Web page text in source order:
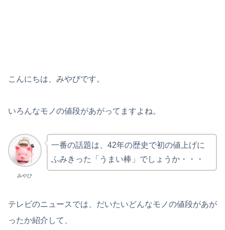
こんにちは、みやびです。
いろんなモノの値段があがってますよね。
みやび
一番の話題は、42年の歴史で初の値上げに
ふみきった「うまい棒」でしょうか・・・
テレビのニュースでは、だいたいどんなモノの値段があが
ったか紹介して、